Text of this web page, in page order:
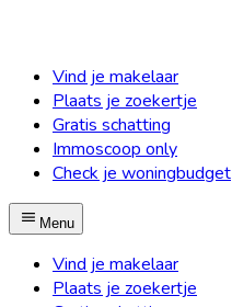
Vind je makelaar
Plaats je zoekertje
Gratis schatting
Immoscoop only
Check je woningbudget
Menu
Vind je makelaar
Plaats je zoekertje